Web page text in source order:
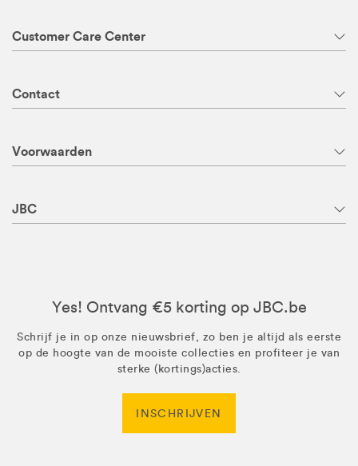
Customer Care Center
Contact
Voorwaarden
JBC
Yes! Ontvang €5 korting op JBC.be
Schrijf je in op onze nieuwsbrief, zo ben je altijd als eerste
op de hoogte van de mooiste collecties en profiteer je van
sterke (kortings)acties.
INSCHRIJVEN